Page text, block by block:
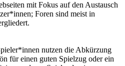
mit Fokus auf den Austausch
Foren sind meist in
nutzen die Abkürzung
für einen guten Spielzug oder ein